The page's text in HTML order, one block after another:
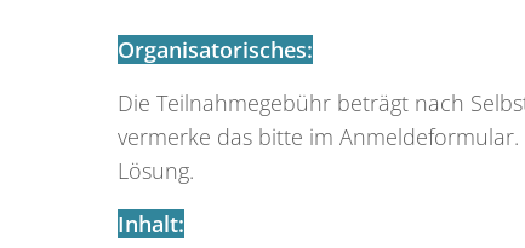
Organisatorisches:
Die Teilnahmegebühr beträgt nach
vermerke das bitte im
Lösung.
Inhalt: